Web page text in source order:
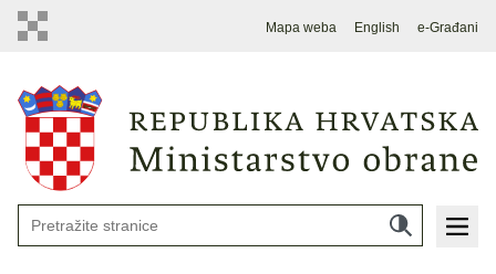
Mapa weba English e-Građani